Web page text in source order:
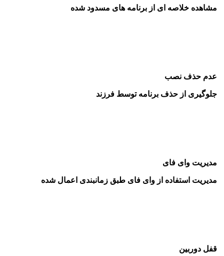
مشاهده خلاصه ای از برنامه های مسدود شده
عدم حذف نصب
جلوگیری از حذف برنامه توسط فرزند
مدیریت وای فای
مدیریت استفاده از وای فای طبق زمانبندی اعمال شده
قفل دوربین